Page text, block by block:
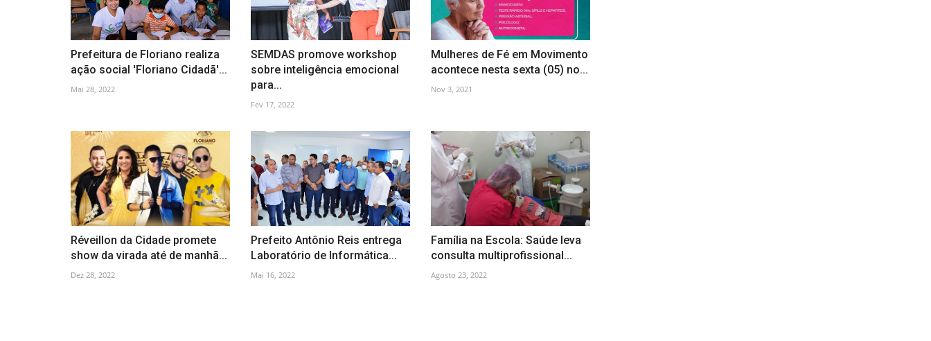
Prefeitura de Floriano realiza
ação social 'Floriano Cidadã'...
Mai 28, 2022
SEMDAS promove workshop
sobre inteligência emocional
para...
Fev 17, 2022
Mulheres de Fé em Movimento
acontece nesta sexta (05) no...
Nov 3, 2021
Réveillon da Cidade promete
show da virada até de manhã...
Dez 28, 2022
Prefeito Antônio Reis entrega
Laboratório de Informática...
Mai 16, 2022
Família na Escola: Saúde leva
consulta multiprofissional...
Agosto 23, 2022